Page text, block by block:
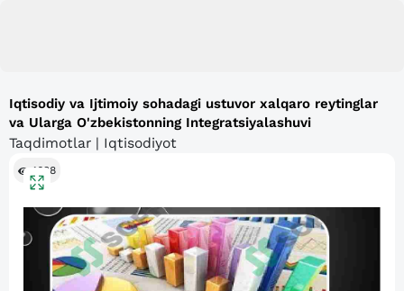
Iqtisodiy va Ijtimoiy sohadagi ustuvor xalqaro reytinglar
va Ularga O'zbekistonning Integratsiyalashuvi
Taqdimotlar | Iqtisodiyot
1638